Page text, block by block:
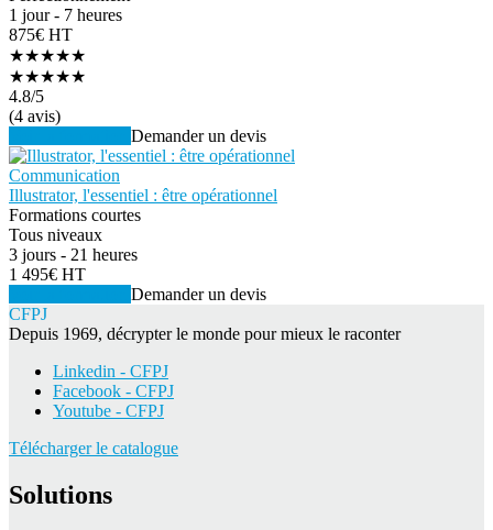
1 jour - 7 heures
875€ HT
★★★★★
★★★★★
4.8/5
(4 avis)
Demander un devis
Communication
Illustrator, l'essentiel : être opérationnel
Formations courtes
Tous niveaux
3 jours - 21 heures
1 495€ HT
Demander un devis
CFPJ
Depuis 1969, décrypter le monde pour mieux le raconter
Linkedin - CFPJ
Facebook - CFPJ
Youtube - CFPJ
Télécharger le catalogue
Solutions